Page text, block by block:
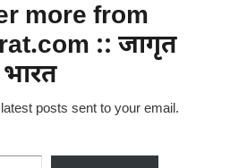
more from
:: जागृत
भारत
posts sent to your email.